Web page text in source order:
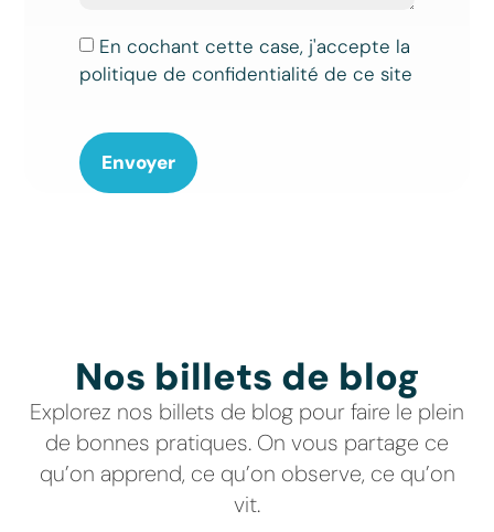
En cochant cette case, j'accepte la
politique de confidentialité de ce site
Envoyer
Nos billets de blog
Explorez nos billets de blog pour faire le plein
de bonnes pratiques. On vous partage ce
qu’on apprend, ce qu’on observe, ce qu’on
vit.